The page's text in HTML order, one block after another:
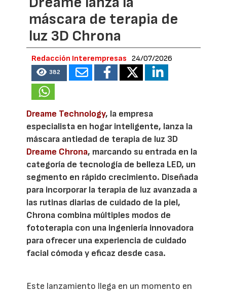
máscara de terapia de
luz 3D Chrona
Redacción Interempresas 24/07/2026
382
Dreame Technology, la empresa
especialista en hogar inteligente, lanza la
máscara antiedad de terapia de luz 3D
Dreame Chrona, marcando su entrada en la
categoría de tecnología de belleza LED, un
segmento en rápido crecimiento. Diseñada
para incorporar la terapia de luz avanzada a
las rutinas diarias de cuidado de la piel,
Chrona combina múltiples modos de
fototerapia con una ingeniería innovadora
para ofrecer una experiencia de cuidado
facial cómoda y eficaz desde casa.
Este lanzamiento llega en un momento en